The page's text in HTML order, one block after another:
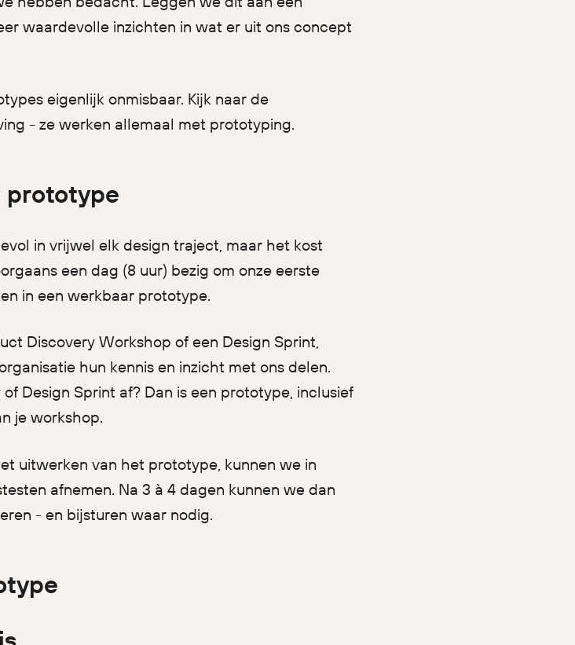
waardevolle inzichten in wat er uit ons concept
eigenlijk onmisbaar. Kijk naar de
- ze werken allemaal met prototyping.
prototype
in vrijwel elk design traject, maar het kost
een dag (8 uur) bezig om onze eerste
in een werkbaar prototype.
Discovery Workshop of een Design Sprint,
hun kennis en inzicht met ons delen.
Design Sprint af? Dan is een prototype, inclusief
je workshop.
uitwerken van het prototype, kunnen we in
afnemen. Na 3 à 4 dagen kunnen we dan
- en bijsturen waar nodig.